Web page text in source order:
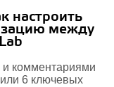
настроить
между
комментариями
6 ключевых